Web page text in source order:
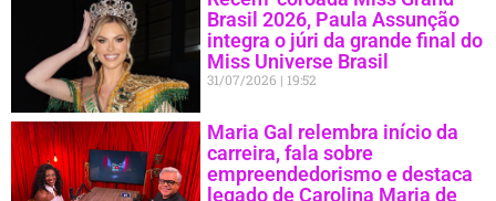
Brasil 2026, Paula Assunção
integra o júri da grande final do
Miss Universe Brasil
31/07/2026 19:52
Maria Gal relembra início da
carreira, fala sobre
empreendedorismo e destaca
legado de Carolina Maria de